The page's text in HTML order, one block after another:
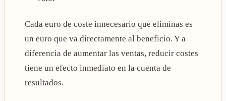
Cada euro de coste innecesario que eliminas es
un euro que va directamente al beneficio. Y a
diferencia de aumentar las ventas, reducir costes
tiene un efecto inmediato en la cuenta de
resultados.